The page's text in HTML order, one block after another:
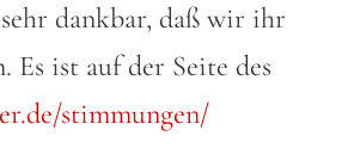
dankbar, daß wir ihr
Es ist auf der Seite des
stimmungen/